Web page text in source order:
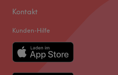
Kontakt
Kunden-Hilfe